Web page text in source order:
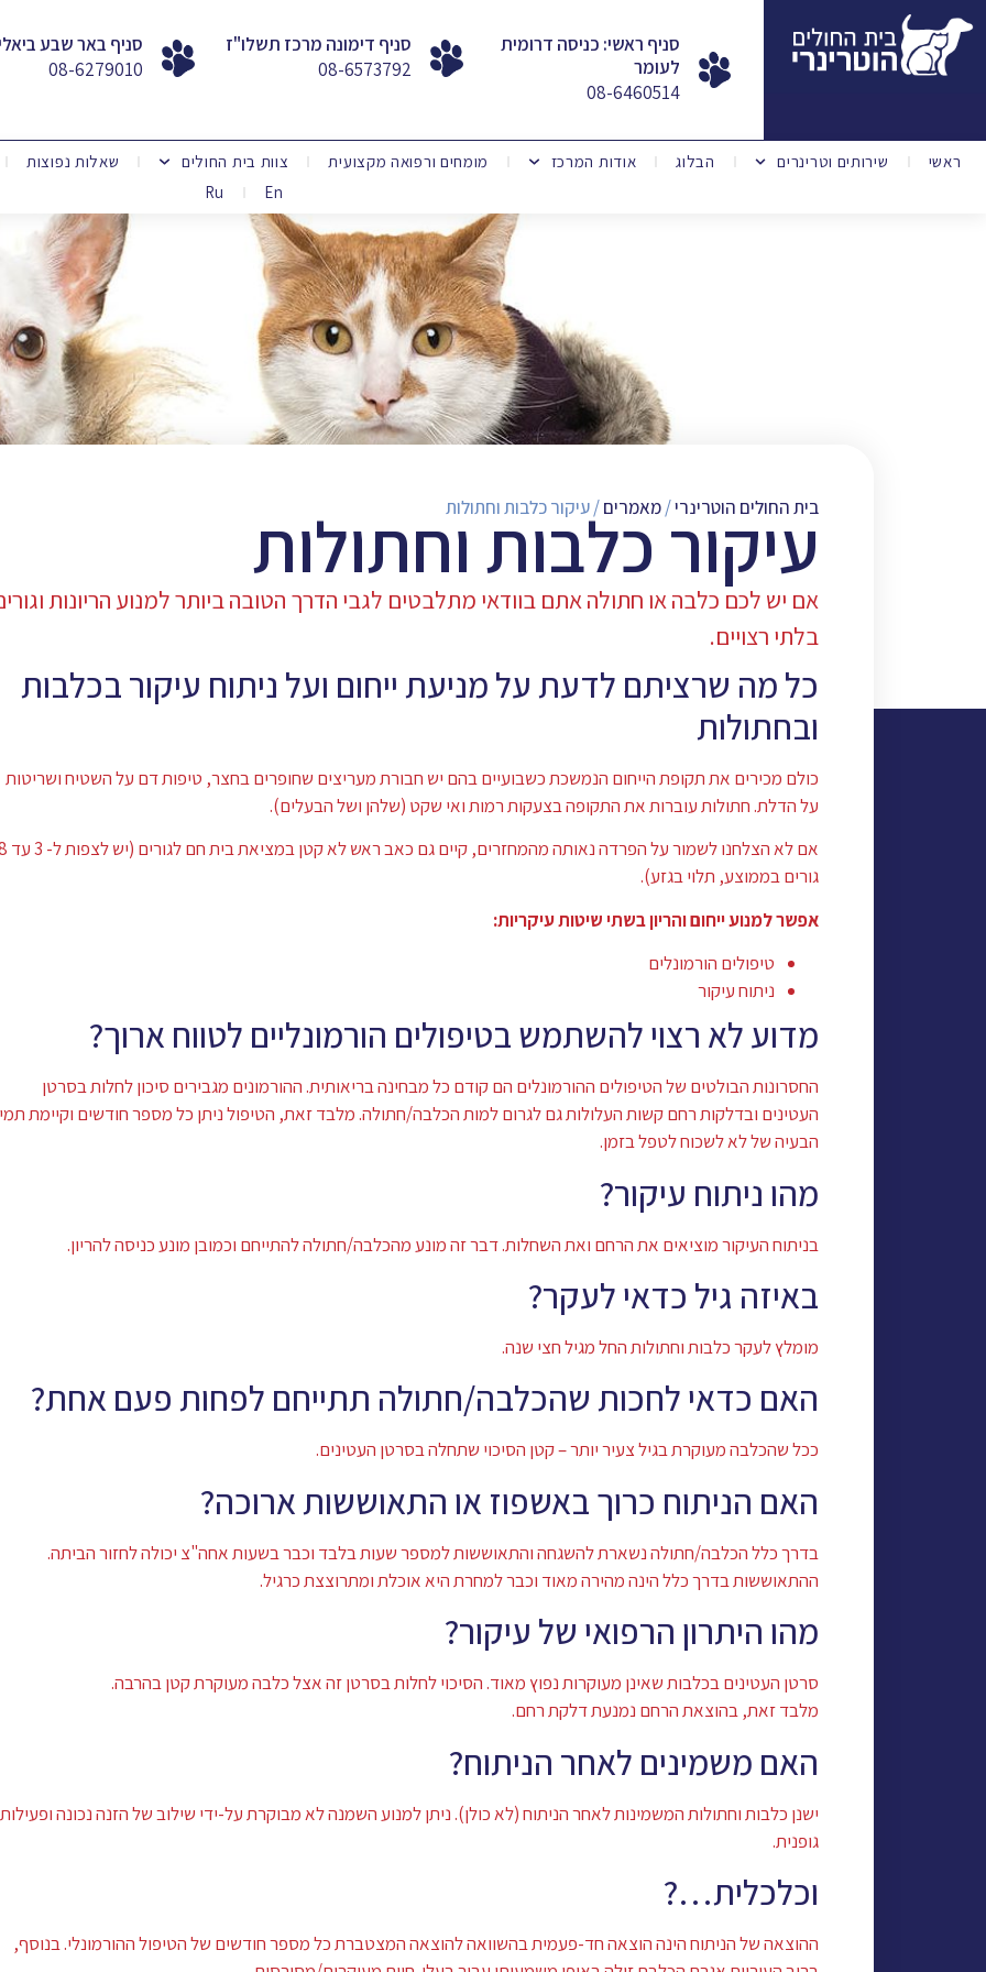
סניף ראשי: כניסה דרומית
לעומר
08-6460514
סניף דימונה מרכז תשלו"ז
08-6573792
סניף באר שבע
08-6279010
ראשי שירותים וטרינרים הבלוג אודות המרכז מומחים ורפואה מקצועית צוות בית החולים
שאלות נפוצות
En
Ru
בית החולים הוטרינרי/מאמרים/עיקור כלבות וחתולות
עיקור כלבות וחתולות
אם יש לכם כלבה או חתולה אתם בוודאי מתלבטים לגבי הדרך הטובה ביותר למנוע הריונות
בלתי רצויים.
כל מה שרציתם לדעת על מניעת ייחום ועל ניתוח עיקור בכלבות
ובחתולות
כולם מכירים את תקופת הייחום הנמשכת כשבועיים בהם יש חבורת מעריצים שחופרים בחצר, טיפות דם על השטיח ושריטות
על הדלת. חתולות עוברות את התקופה בצעקות רמות ואי שקט (שלהן ושל הבעלים).
אם לא הצלחנו לשמור על הפרדה נאותה מהמחזרים,
גורים בממוצע, תלוי בגזע).
אפשר למנוע ייחום והריון בשתי שיטות עיקריות:
טיפולים הורמונלים
ניתוח עיקור
מדוע לא רצוי להשתמש בטיפולים הורמונליים לטווח ארוך?
החסרונות הבולטים של הטיפולים ההורמונלים הם קודם כל מבחינה בריאותית. ההורמונים מגבירים סיכון לחלות בסרטן
העטינים ובדלקות רחם קשות העלולות גם לגרום למות הכלבה/חתולה. מלבד זאת, הטיפול ניתן כל מספר חודשים וקיימת
הבעיה של לא לשכוח לטפל בזמן.
מהו ניתוח עיקור?
בניתוח העיקור מוציאים את הרחם ואת השחלות. דבר זה מונע מהכלבה/חתולה להתייחם וכמובן מונע כניסה להריון.
באיזה גיל כדאי לעקר?
מומלץ לעקר כלבות וחתולות החל מגיל חצי שנה.
האם כדאי לחכות שהכלבה/חתולה תתייחם לפחות פעם אחת?
ככל שהכלבה מעוקרת בגיל צעיר יותר – קטן הסיכוי שתחלה בסרטן העטינים.
האם הניתוח כרוך באשפוז או התאוששות ארוכה?
בדרך כלל הכלבה/חתולה נשארת להשגחה והתאוששות למספר שעות בלבד וכבר בשעות אחה"צ יכולה לחזור הביתה.
ההתאוששות בדרך כלל הינה מהירה מאוד וכבר למחרת היא אוכלת ומתרוצצת כרגיל.
מהו היתרון הרפואי של עיקור?
סרטן העטינים בכלבות שאינן מעוקרות נפוץ מאוד. הסיכוי לחלות בסרטן זה אצל כלבה מעוקרת קטן בהרבה.
מלבד זאת, בהוצאת הרחם נמנעת דלקת רחם.
האם משמינים לאחר הניתוח?
ישנן כלבות וחתולות המשמינות לאחר הניתוח (לא כולן). ניתן למנוע השמנה לא מבוקרת על-ידי שילוב של הזנה נכונה ופעילות
גופנית.
וכלכלית…?
ההוצאה של הניתוח הינה הוצאה חד-פעמית בהשוואה להוצאה המצטברת כל מספר חודשים של הטיפול ההורמונלי. בנוסף,